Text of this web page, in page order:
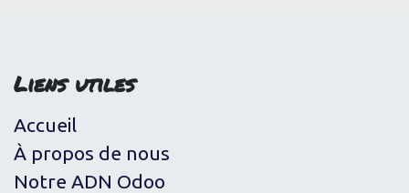
Liens utiles
Accueil
À propos de nous
Notre ADN Odoo